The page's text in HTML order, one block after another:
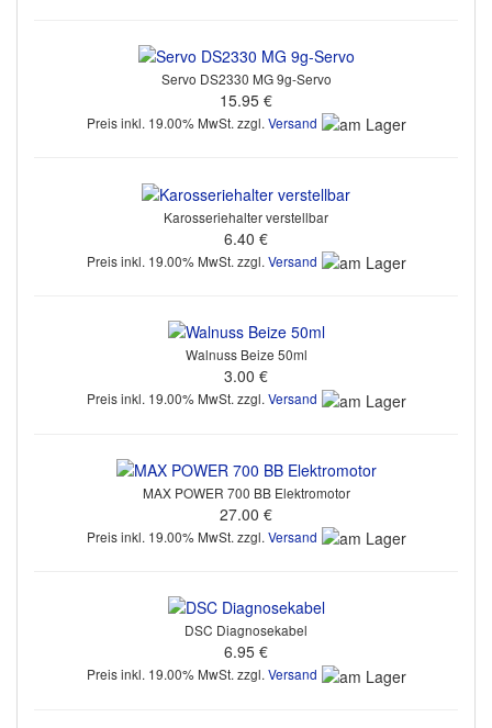
Servo DS2330 MG 9g-Servo
15.95 €
Preis inkl. 19.00% MwSt. zzgl. Versand
Karosseriehalter verstellbar
6.40 €
Preis inkl. 19.00% MwSt. zzgl. Versand
Walnuss Beize 50ml
3.00 €
Preis inkl. 19.00% MwSt. zzgl. Versand
MAX POWER 700 BB Elektromotor
27.00 €
Preis inkl. 19.00% MwSt. zzgl. Versand
DSC Diagnosekabel
6.95 €
Preis inkl. 19.00% MwSt. zzgl.Versand